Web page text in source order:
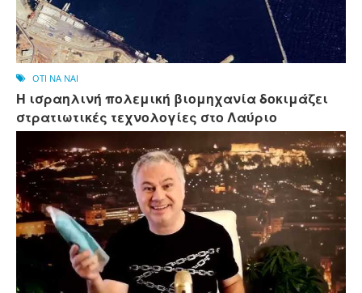
OTI NA NAI
Η ισραηλινή πολεμική βιομηχανία δοκιμάζει
στρατιωτικές τεχνολογίες στο Λαύριο